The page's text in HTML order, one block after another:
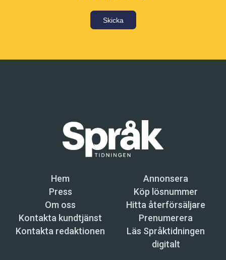
Skicka
Hem
Annonsera
Press
Köp lösnummer
Om oss
Hitta återförsäljare
Kontakta kundtjänst
Prenumerera
Kontakta redaktionen
Läs Språktidningen
digitalt